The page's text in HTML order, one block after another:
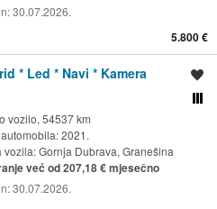
30.07.2026.
5.800 €
* Led * Navi * Kamera
vozilo, 54537 km
2021.
vozila:Gornja Dubrava, Granešina
već od 207,18 € mjesečno
30.07.2026.